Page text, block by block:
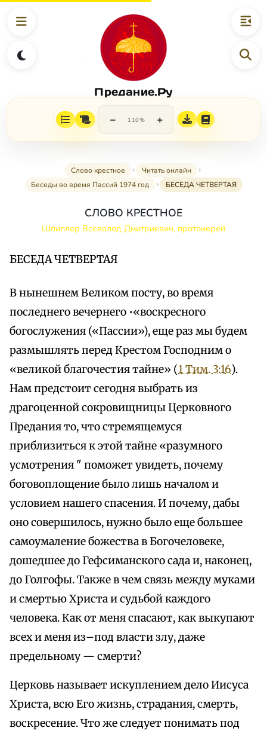
Предание.Ру
− 110% +
Слово крестное
Читать онлайн
Беседы во время Пассий 1974 год
БЕСЕДА ЧЕТВЕРТАЯ
СЛОВО КРЕСТНОЕ
Шпиллер Всеволод Дмитриевич, протоиерей
БЕСЕДА ЧЕТВЕРТАЯ
В нынешнем Великом посту, во время
последнего вечернего •«воскресного
богослужения («Пассии»), еще раз мы будем
размышлять перед Крестом Господним о
«великой благочестия тайне» (1 Тим. 3:16).
Нам предстоит сегодня выбрать из
драгоценной сокровищницы Церковного
Предания то, что стремящемуся
приблизиться к этой тайне «разумного
усмотрения " поможет увидеть, почему
боговоплощение было лишь началом и
условием нашего спасения. И почему, дабы
оно совершилось, нужно было еще большее
самоумаление божества в Богочеловеке,
дошедшее до Гефсиманского сада и, наконец,
до Голгофы. Также в чем связь между муками
и смертью Христа и судьбой каждого
человека. Как от меня спасают, как выкупают
всех и меня из–под власти злу, даже
предельному — смерти?
Церковь называет искуплением дело Иисуса
Христа, всю Его жизнь, страдания, смерть,
воскресение. Что же следует понимать под